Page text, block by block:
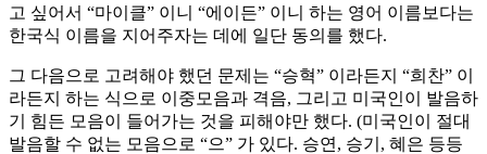
고 싶어서 “마이클” 이니 “에이든” 이니 하는 영어 이름보다는
한국식 이름을 지어주자는 데에 일단 동의를 했다.
그 다음으로 고려해야 했던 문제는 “승혁” 이라든지 “희찬” 이
라든지 하는 식으로 이중모음과 격음, 그리고 미국인이 발음하
기 힘든 모음이 들어가는 것을 피해야만 했다. (미국인이 절대
발음할 수 없는 모음으로 “으” 가 있다. 승연, 승기, 혜은 등등